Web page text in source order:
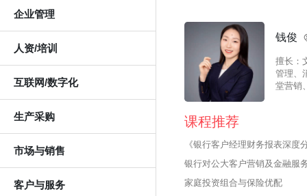
企业管理
人资/培训
互联网/数字化
生产采购
市场与销售
客户与服务
钱俊
擅长：
管理、
堂营销
课程推荐
《银行客户经理财务报表深度
银行对公大客户营销及金融服
家庭投资组合与保险优配